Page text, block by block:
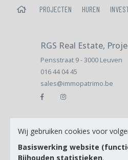
HOME PROJECTEN HUREN
RGS Real Estate,
Pensstraat 9 - 3000 Leuven
016 44 04 45
sales@immopatrimo.be
Email
Wij gebruiken cookies voor
Basiswerking website
Bijhouden statistieken.